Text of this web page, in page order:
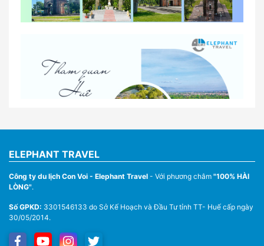
So sánh thuê xe tự lái và thuê xe có tài xế tại Huế
Nhà Xe Con Voi – Dịch Vụ Cho Thuê Xe Từ Huế,
Sân Bay Phú Bài Đi Thánh Địa La Vang
Thuê Xe Du Lịch Tại Huế – Từ 4 Chỗ Đến 45 Chỗ
ELEPHANT TRAVEL
Công ty du lịch Con Voi - Elephant Travel - Với phương châm "100% HÀI
LÒNG".
Số GPKD: 3301546133 do Sở Kế Hoạch và Đầu Tư tỉnh TT- Huế cấp ngày
30/05/2014.